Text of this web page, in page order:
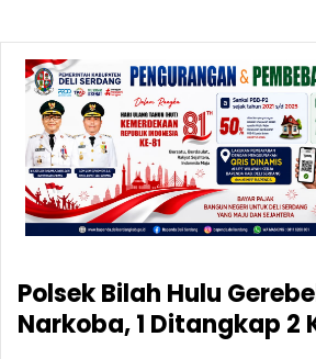
Polsek Bilah Hulu
Narkoba, 1 Ditangkap 2